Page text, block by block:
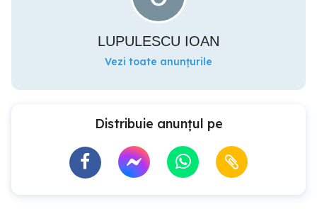
LUPULESCU IOAN
Vezi toate anunțurile
Distribuie anunțul pe